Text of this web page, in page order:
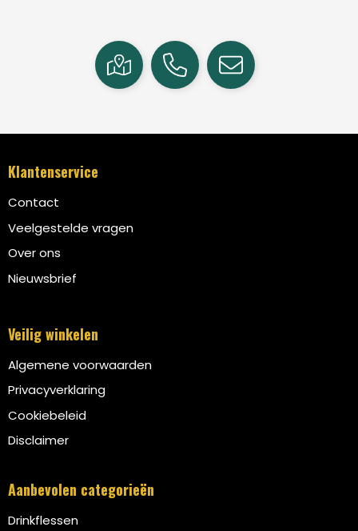
Klantenservice
Contact
Veelgestelde vragen
Over ons
Nieuwsbrief
Veilig winkelen
Algemene voorwaarden
Privacyverklaring
Cookiebeleid
Disclaimer
Aanbevolen categorieën
Drinkflessen